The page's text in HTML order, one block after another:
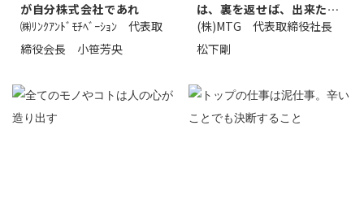
が自分株式会社であれ
㈱ﾘﾝｸｱﾝﾄﾞﾓﾁﾍﾞｰｼｮﾝ 代表取
締役会長 小笹芳央
は、裏を返せば、出来たら
価値があるとい...
(株)MTG 代表取締役社長
松下剛